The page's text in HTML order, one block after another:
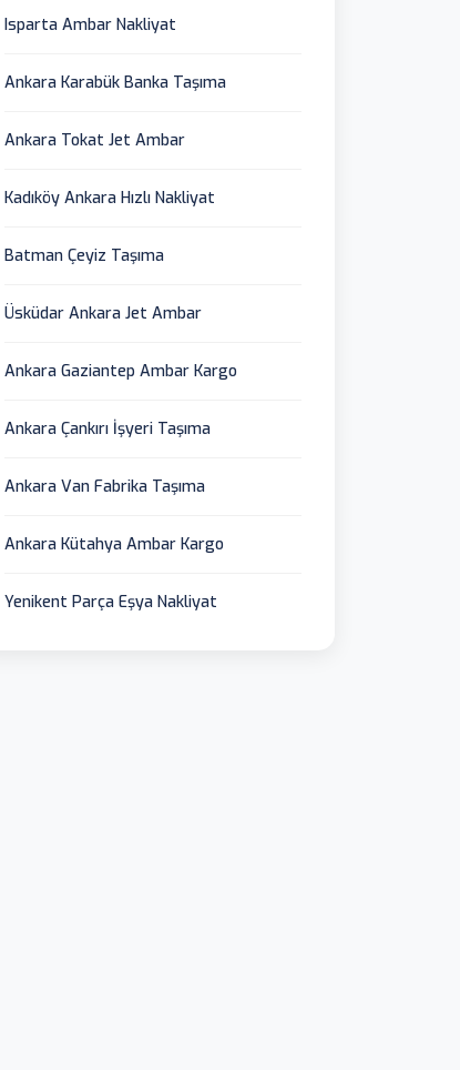
Isparta Ambar Nakliyat
Ankara Karabük Banka Taşıma
Ankara Tokat Jet Ambar
Kadıköy Ankara Hızlı Nakliyat
Batman Çeyiz Taşıma
Üsküdar Ankara Jet Ambar
Ankara Gaziantep Ambar Kargo
Ankara Çankırı İşyeri Taşıma
Ankara Van Fabrika Taşıma
Ankara Kütahya Ambar Kargo
Yenikent Parça Eşya Nakliyat